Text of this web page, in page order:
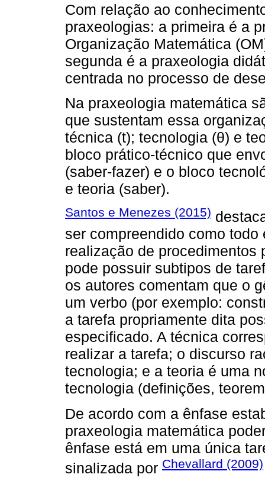
Com relação ao
praxeologias: a primeira é a
Organização Matemática
segunda é a praxeologia
centrada no processo de
Na praxeologia matemática
que sustentam essa
técnica (t); tecnologia (θ) e
bloco prático-técnico que
(saber-fazer) e o bloco
e teoria (saber).
Santos e Menezes (2015)
ser compreendido como
realização de procedimentos
pode possuir subtipos de
os autores comentam que o
um verbo (por exemplo:
a tarefa propriamente dita
especificado. A técnica
realizar a tarefa; o discurso
tecnologia; e a teoria é uma
tecnologia (definições,
De acordo com a ênfase
praxeologia matemática
ênfase está em uma única
sinalizada por Chevallard (2009)